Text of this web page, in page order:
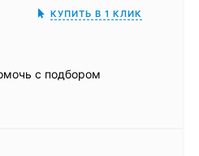
КУПИТЬ В 1 КЛИК
с подбором